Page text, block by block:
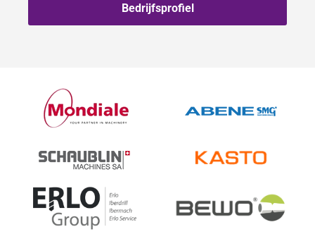
Bedrijfsprofiel